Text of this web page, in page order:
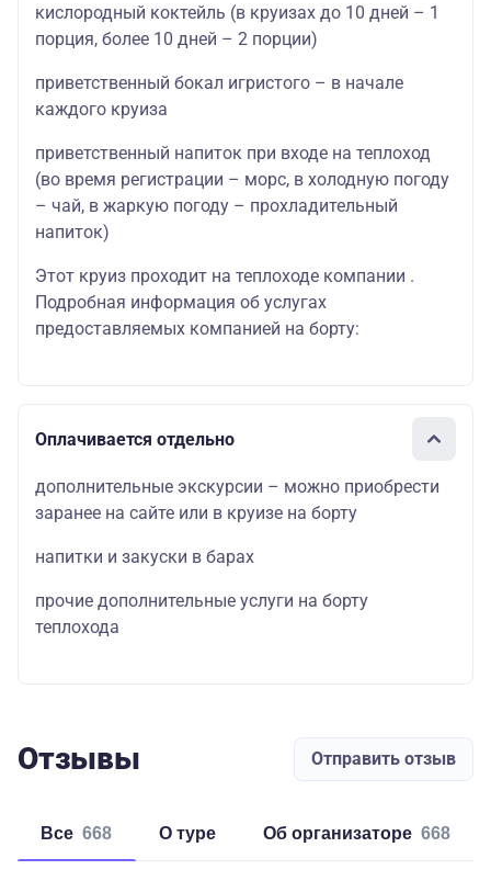
кислородный коктейль (в круизах до 10 дней – 1
порция, более 10 дней – 2 порции)
приветственный бокал игристого – в начале
каждого круиза
приветственный напиток при входе на теплоход
(во время регистрации – морс, в холодную погоду
– чай, в жаркую погоду – прохладительный
напиток)
Этот круиз проходит на теплоходе компании .
Подробная информация об услугах
предоставляемых компанией на борту:
Оплачивается отдельно
дополнительные экскурсии – можно приобрести
заранее на сайте или в круизе на борту
напитки и закуски в барах
прочие дополнительные услуги на борту
теплохода
Отзывы Отправить отзыв
Все 668 о туре об организаторе 668